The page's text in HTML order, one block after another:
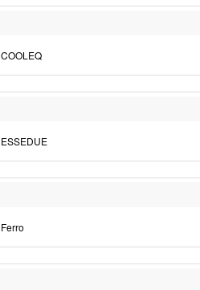
COOLEQ
ESSEDUE
Ferro